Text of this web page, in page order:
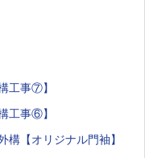
工事⑦】
工事⑥】
構【オリジナル門袖】